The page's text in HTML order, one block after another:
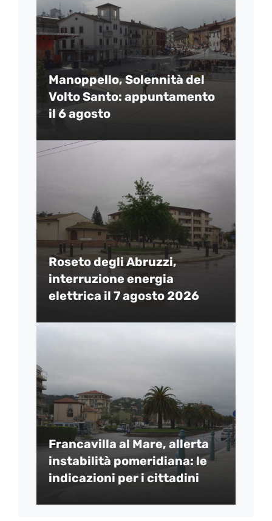
Manoppello, Solennità del
Volto Santo: appuntamento
il 6 agosto
Roseto degli Abruzzi,
interruzione energia
elettrica il 7 agosto 2026
Francavilla al Mare, allerta
instabilità pomeridiana: le
indicazioni per i cittadini